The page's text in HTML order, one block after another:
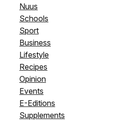
Nuus
Schools
Sport
Business
Lifestyle
Recipes
Opinion
Events
E-Editions
Supplements